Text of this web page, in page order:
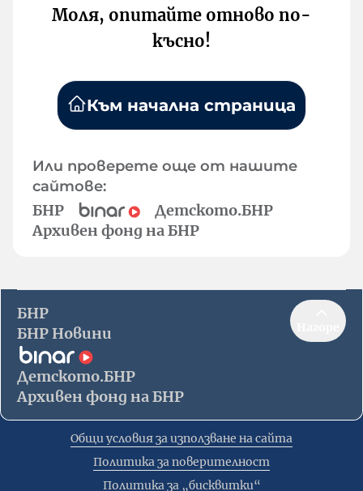
Моля, опитайте отново по-
късно!
Към начална страница
Или проверете още от нашите
сайтове:
БНР
Детското.БНР
Архивен фонд на БНР
БНР
БНР Новини
Детското.БНР
Архивен фонд на БНР
Общи условия за използване на сайта
Политика за поверителност
Политика за „бисквитки“